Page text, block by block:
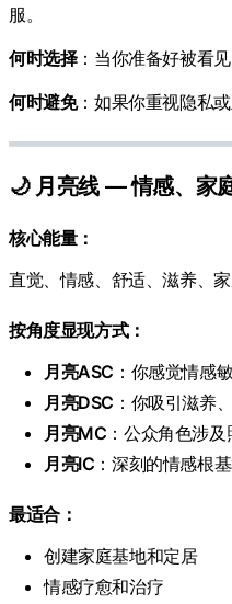
服。
何时选择：当你准备好被看
何时避免：如果你重视隐私或
🌙 月亮线 — 情感、家
核心能量：
直觉、情感、舒适、滋养、
按角度显现方式：
月亮ASC ：你感觉情感
月亮DSC ：你吸引滋养
月亮MC ：公众角色涉
月亮IC ：深刻的情感根
最适合：
创建家庭基地和定居
情感疗愈和治疗